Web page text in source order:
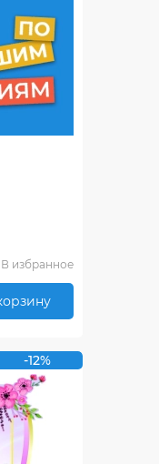
В избранное
-12%